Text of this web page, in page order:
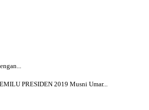
PRESIDEN 2019 Musni Umar...